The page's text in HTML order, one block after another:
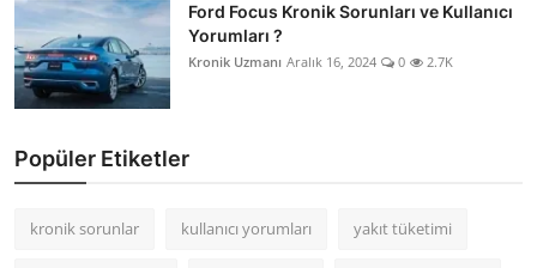
Ford Focus Kronik Sorunları ve Kullanıcı
Yorumları ?
Kronik Uzmanı Aralık 16, 2024 0 2.7K
Popüler Etiketler
kronik sorunlar kullanıcı yorumları yakıt tüketimi